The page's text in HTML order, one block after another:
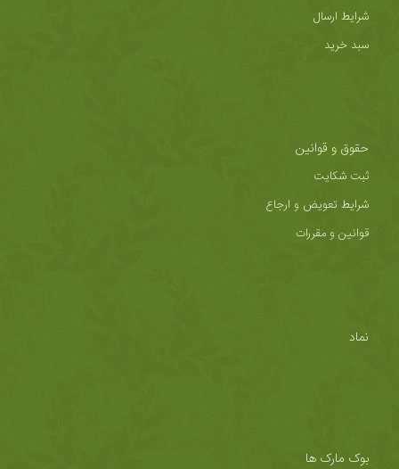
شرایط ارسال
سبد خرید
حقوق و قوانین
ثبت شکایت
شرایط تعویض و ارجاع
قوانین و مقررات
نماد
بوک مارک ها